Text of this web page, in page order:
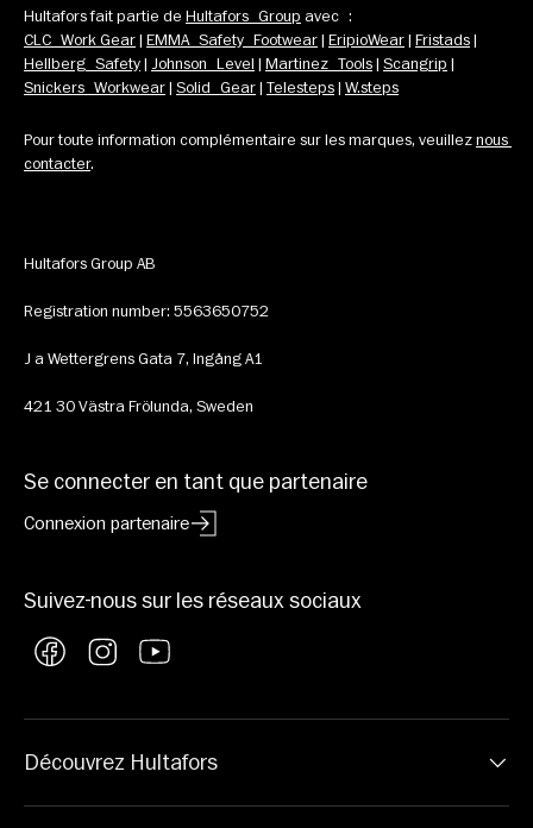
Hultafors fait partie de Hultafors Group avec :
CLC Work Gear | EMMA Safety Footwear | EripioWear | Fristads
Hellberg Safety | Johnson Level | Martinez Tools | Scangrip
Snickers Workwear | Solid Gear | Telesteps | W.steps
Pour toute information complémentaire sur les marques, veuillez nous
contacter.
Hultafors Group AB
Registration number: 5563650752
J a Wettergrens Gata 7, Ingång A1
421 30 Västra Frölunda, Sweden
Se connecter en tant que partenaire
Connexion partenaire
Suivez-nous sur les réseaux sociaux
FacebookInstagramYouTube
Découvrez Hultafors